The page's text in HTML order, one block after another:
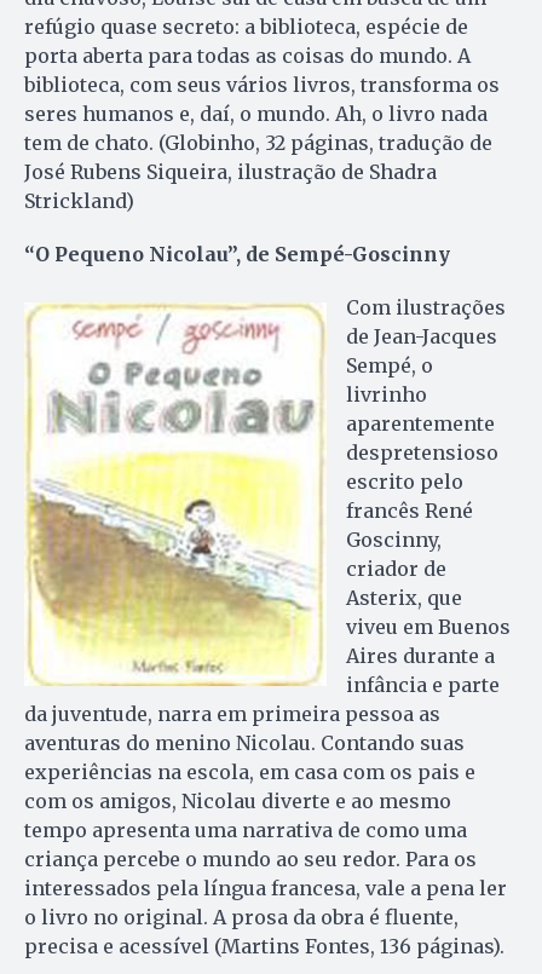
refúgio quase secreto: a biblioteca, espécie de
porta aberta para todas as coisas do mundo. A
biblioteca, com seus vários livros, transforma os
seres humanos e, daí, o mundo. Ah, o livro nada
tem de chato. (Glo­binho, 32 páginas, tradução de
José Rubens Siqueira, ilustração de Shadra
Strickland)
“O Pequeno Nicolau”, de Sempé-Goscinny
Com ilustrações
de Jean-Jacques
Sempé, o
livrinho
aparentemente
despretensioso
escrito pelo
francês René
Gos­cin­ny,
criador de
Asterix, que
viveu em Buenos
Aires durante a
infância e parte
da juventude, narra em primeira pessoa as
aventuras do menino Nicolau. Contando suas
experiências na escola, em casa com os pais e
com os amigos, Nicolau diverte e ao mesmo
tempo apresenta uma narrativa de como uma
criança percebe o mundo ao seu redor. Para os
interessados pela língua francesa, vale a pena ler
o livro no original. A prosa da obra é fluente,
precisa e acessível (Mar­tins Fontes, 136 páginas).